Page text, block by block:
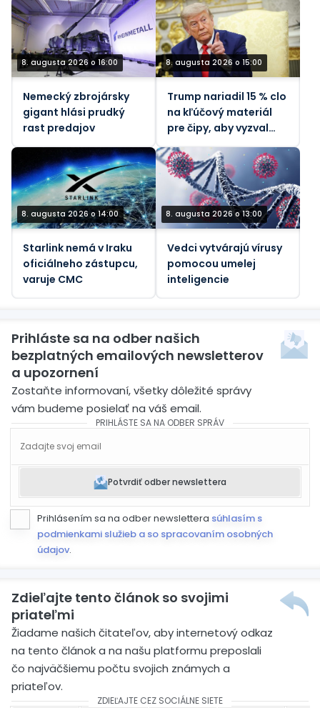
Jemene
8. augusta 2026 o 16:00
Nemecký zbrojársky
gigant hlási prudký
rast predajov
8. augusta 2026 o 15:00
Trump nariadil 15 % clo
na kľúčový materiál
pre čipy, aby vyzval
Čínu
8. augusta 2026 o 14:00
Starlink nemá v Iraku
oficiálneho zástupcu,
varuje CMC
8. augusta 2026 o 13:00
Vedci vytvárajú vírusy
pomocou umelej
inteligencie
Prihláste sa na odber našich
bezplatných emailových newsletterov
a upozornení
Zostaňte informovaní, všetky dôležité správy
vám budeme posielať na váš email.
PRIHLÁSTE SA NA ODBER SPRÁV
Potvrdiť odber newslettera
Prihlásením sa na odber newslettera súhlasím s
podmienkami služieb a so spracovaním osobných
údajov.
Zdieľajte tento článok so svojimi
priateľmi
Žiadame našich čitateľov, aby internetový odkaz
na tento článok a na našu platformu preposlali
čo najväčšiemu počtu svojich známych a
priateľov.
ZDIEĽAJTE CEZ SOCIÁLNE SIETE